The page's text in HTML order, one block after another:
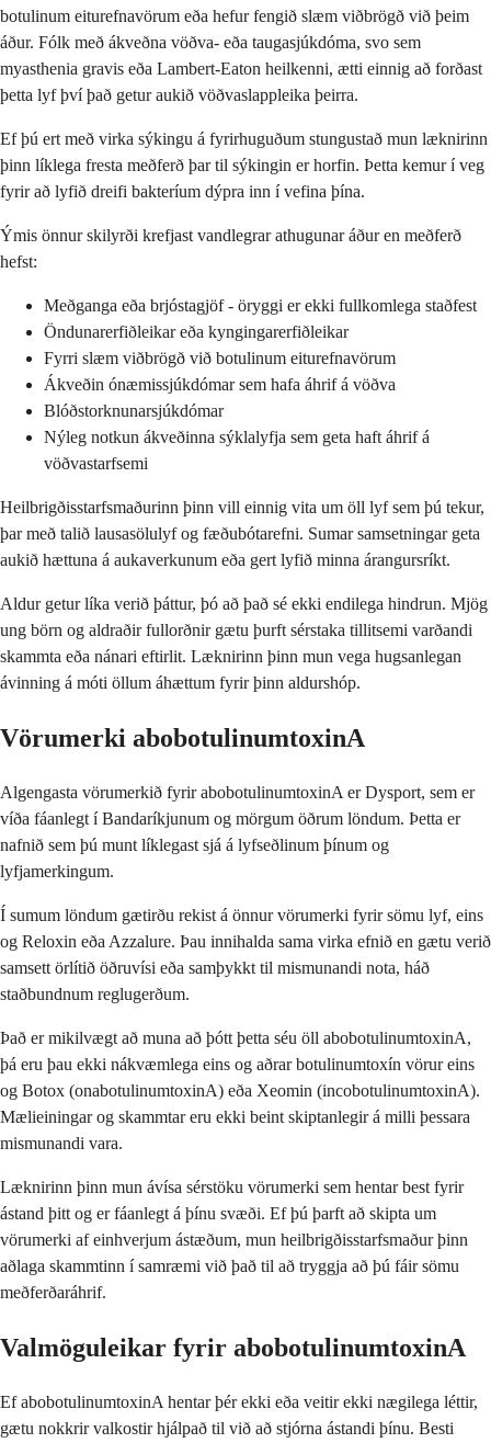
botulinum eiturefnavörum eða hefur fengið slæm viðbrögð við þeim
áður. Fólk með ákveðna vöðva- eða taugasjúkdóma, svo sem
myasthenia gravis eða Lambert-Eaton heilkenni, ætti einnig að forðast
þetta lyf því það getur aukið vöðvaslappleika þeirra.
Ef þú ert með virka sýkingu á fyrirhuguðum stungustað mun læknirinn
þinn líklega fresta meðferð þar til sýkingin er horfin. Þetta kemur í veg
fyrir að lyfið dreifi bakteríum dýpra inn í vefina þína.
Ýmis önnur skilyrði krefjast vandlegrar athugunar áður en meðferð
hefst:
Meðganga eða brjóstagjöf - öryggi er ekki fullkomlega staðfest
Öndunarerfiðleikar eða kyngingarerfiðleikar
Fyrri slæm viðbrögð við botulinum eiturefnavörum
Ákveðin ónæmissjúkdómar sem hafa áhrif á vöðva
Blóðstorknunarsjúkdómar
Nýleg notkun ákveðinna sýklalyfja sem geta haft áhrif á
vöðvastarfsemi
Heilbrigðisstarfsmaðurinn þinn vill einnig vita um öll lyf sem þú tekur,
þar með talið lausasölulyf og fæðubótarefni. Sumar samsetningar geta
aukið hættuna á aukaverkunum eða gert lyfið minna árangursríkt.
Aldur getur líka verið þáttur, þó að það sé ekki endilega hindrun. Mjög
ung börn og aldraðir fullorðnir gætu þurft sérstaka tillitsemi varðandi
skammta eða nánari eftirlit. Læknirinn þinn mun vega hugsanlegan
ávinning á móti öllum áhættum fyrir þinn aldurshóp.
Vörumerki abobotulinumtoxinA
Algengasta vörumerkið fyrir abobotulinumtoxinA er Dysport, sem er
víða fáanlegt í Bandaríkjunum og mörgum öðrum löndum. Þetta er
nafnið sem þú munt líklegast sjá á lyfseðlinum þínum og
lyfjamerkingum.
Í sumum löndum gætirðu rekist á önnur vörumerki fyrir sömu lyf, eins
og Reloxin eða Azzalure. Þau innihalda sama virka efnið en gætu verið
samsett örlítið öðruvísi eða samþykkt til mismunandi nota, háð
staðbundnum reglugerðum.
Það er mikilvægt að muna að þótt þetta séu öll abobotulinumtoxinA,
þá eru þau ekki nákvæmlega eins og aðrar botulinumtoxín vörur eins
og Botox (onabotulinumtoxinA) eða Xeomin (incobotulinumtoxinA).
Mælieiningar og skammtar eru ekki beint skiptanlegir á milli þessara
mismunandi vara.
Læknirinn þinn mun ávísa sérstöku vörumerki sem hentar best fyrir
ástand þitt og er fáanlegt á þínu svæði. Ef þú þarft að skipta um
vörumerki af einhverjum ástæðum, mun heilbrigðisstarfsmaður þinn
aðlaga skammtinn í samræmi við það til að tryggja að þú fáir sömu
meðferðaráhrif.
Valmöguleikar fyrir abobotulinumtoxinA
Ef abobotulinumtoxinA hentar þér ekki eða veitir ekki nægilega léttir,
gætu nokkrir valkostir hjálpað til við að stjórna ástandi þínu. Besti